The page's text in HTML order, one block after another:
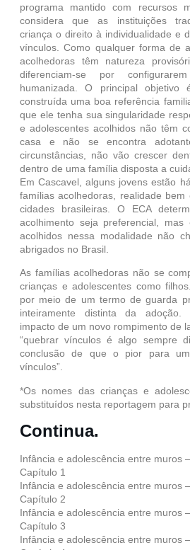
programa mantido com recursos
considera que as instituições
criança o direito à individualidade e
vínculos. Como qualquer forma de
acolhedoras têm natureza
diferenciam-se por
humanizada. O principal objetivo
construída uma boa referência
que ele tenha sua singularidade
e adolescentes acolhidos não têm
casa e não se encontra
circunstâncias, não vão crescer
dentro de uma família disposta a
Em Cascavel, alguns jovens estão
famílias acolhedoras, realidade
cidades brasileiras. O ECA
acolhimento seja preferencial,
acolhidos nessa modalidade não
abrigados no Brasil.
As famílias acolhedoras não se
crianças e adolescentes como
por meio de um termo de guarda
inteiramente distinta da adoção.
impacto de um novo rompimento de
“quebrar vínculos é algo sempre
conclusão de que o pior para
vínculos”.
*Os nomes das crianças e
substituídos nesta reportagem para
Continua.
Infância e adolescência entre muros
Capítulo 1
Infância e adolescência entre muros
Capítulo 2
Infância e adolescência entre muros
Capítulo 3
Infância e adolescência entre muros